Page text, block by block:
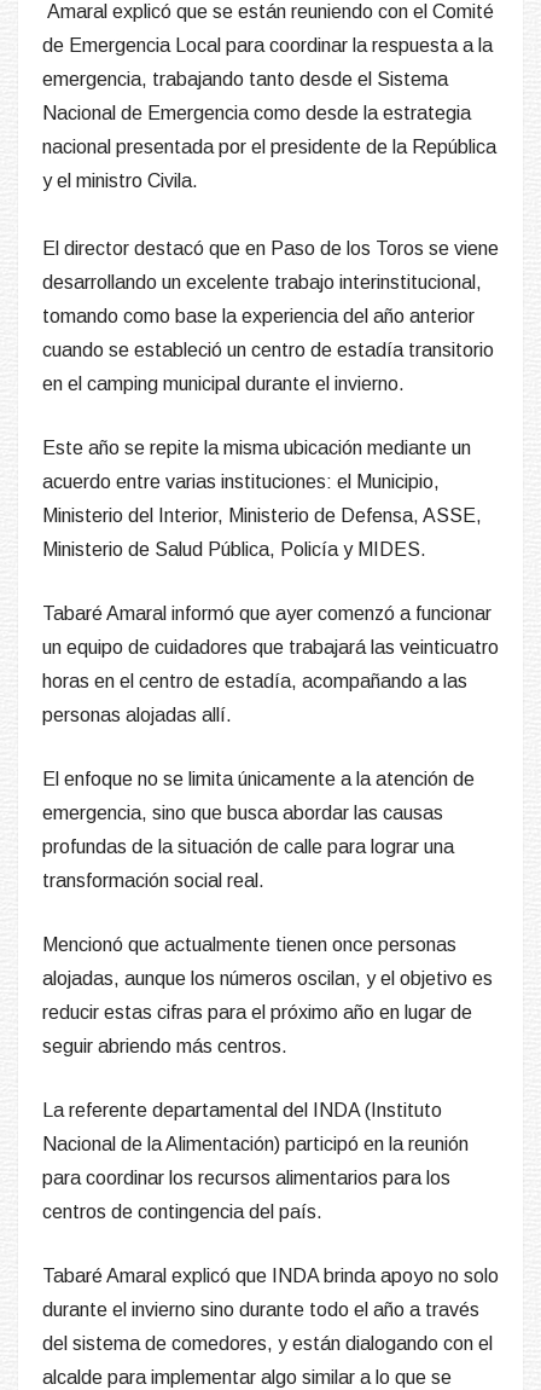
Amaral explicó que se están reuniendo con el Comité
de Emergencia Local para coordinar la respuesta a la
emergencia, trabajando tanto desde el Sistema
Nacional de Emergencia como desde la estrategia
nacional presentada por el presidente de la República
y el ministro Civila.
El director destacó que en Paso de los Toros se viene
desarrollando un excelente trabajo interinstitucional,
tomando como base la experiencia del año anterior
cuando se estableció un centro de estadía transitorio
en el camping municipal durante el invierno.
Este año se repite la misma ubicación mediante un
acuerdo entre varias instituciones: el Municipio,
Ministerio del Interior, Ministerio de Defensa, ASSE,
Ministerio de Salud Pública, Policía y MIDES.
Tabaré Amaral informó que ayer comenzó a funcionar
un equipo de cuidadores que trabajará las veinticuatro
horas en el centro de estadía, acompañando a las
personas alojadas allí.
El enfoque no se limita únicamente a la atención de
emergencia, sino que busca abordar las causas
profundas de la situación de calle para lograr una
transformación social real.
Mencionó que actualmente tienen once personas
alojadas, aunque los números oscilan, y el objetivo es
reducir estas cifras para el próximo año en lugar de
seguir abriendo más centros.
La referente departamental del INDA (Instituto
Nacional de la Alimentación) participó en la reunión
para coordinar los recursos alimentarios para los
centros de contingencia del país.
Tabaré Amaral explicó que INDA brinda apoyo no solo
durante el invierno sino durante todo el año a través
del sistema de comedores, y están dialogando con el
alcalde para implementar algo similar a lo que se